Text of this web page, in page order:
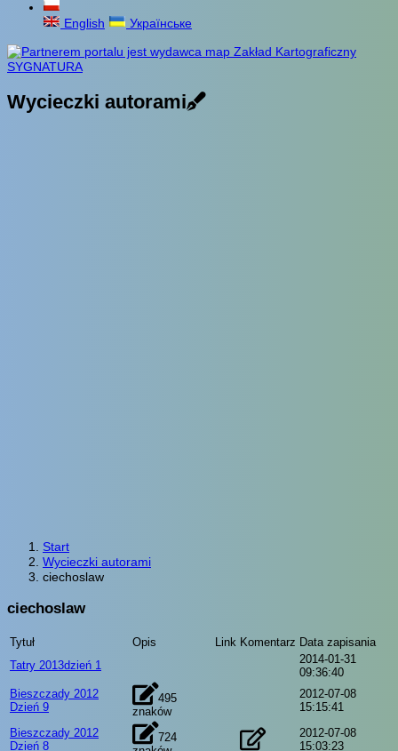
English Українське
Wycieczki autorami
Start
Wycieczki autorami
ciechoslaw
ciechoslaw
Tytuł Opis Link Komentarz Data zapisania
Tatry 2013dzień 1
2014-01-31
09:36:40
Bieszczady 2012
Dzień 9
495
znaków
2012-07-08
15:15:41
Bieszczady 2012
Dzień 8
724
2012-07-08
15:03:23